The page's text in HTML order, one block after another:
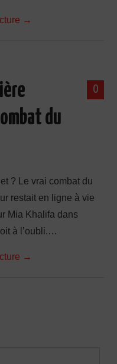
→
0
du
? Le vrai combat du
restait en ligne à vie
Mia Khalifa dans
à l’oubli.…
→